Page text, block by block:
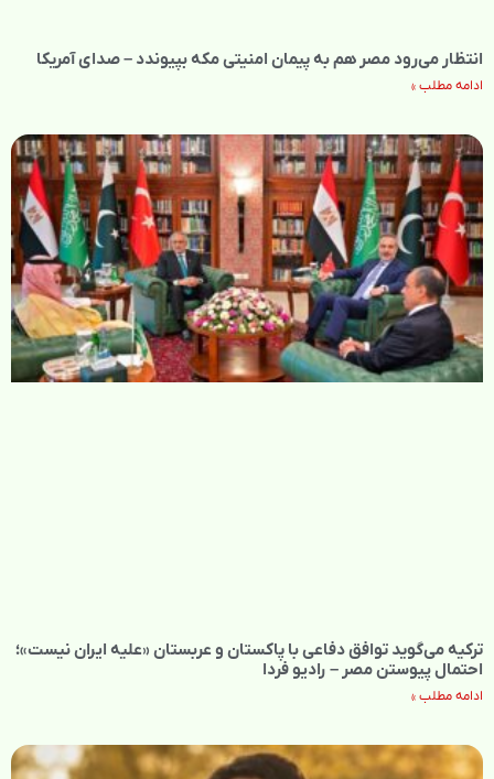
انتظار می‌رود مصر هم به پیمان امنیتی مکه بپیوندد – صدای آمریکا
ادامه مطلب »
ترکیه می‌گوید توافق دفاعی با پاکستان و عربستان «علیه ایران نیست»؛
احتمال پیوستن مصر – رادیو فردا
ادامه مطلب »